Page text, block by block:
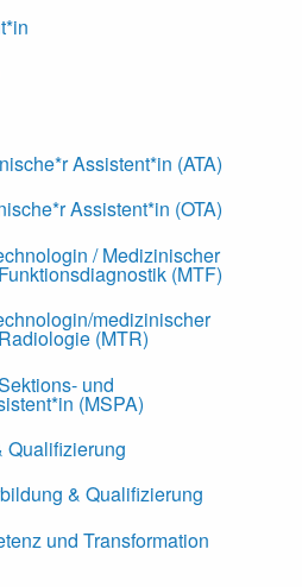
Assistent*in (ATA)
Assistent*in (OTA)
/ Medizinischer
(MTF)
medizinischer
(MTR)
und
(MSPA)
Qualifizierung
& Qualifizierung
und Transformation